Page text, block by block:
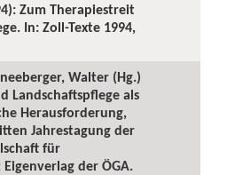
Zum Therapiestreit
In: Zoll-Texte 1994,
Walter (Hg.)
Landschaftspflege als
Herausforderung,
Jahrestagung der
für
der ÖGA.